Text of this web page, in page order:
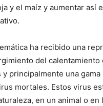
y el maíz y aumentar así
ha recibido una
del calentamiento
principalmente una gama
mortales. Estos virus
en un animal o en